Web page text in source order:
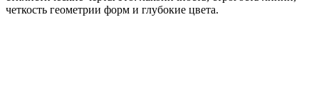
четкость геометрии форм и глубокие цвета.